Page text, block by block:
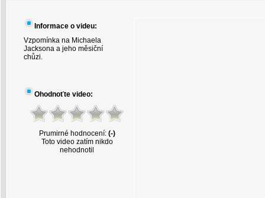
Informace o videu:
Vzpomínka na Michaela
Jacksona a jeho měsiční
chůzi.
Ohodnoťte video:
Prumirné hodnocení: (-)
Toto video zatím nikdo
nehodnotil